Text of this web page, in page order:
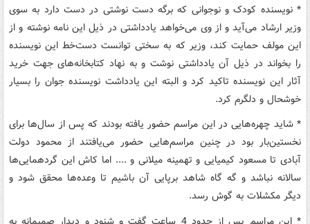
* نویسنده کودک و نوجوانی که برگه دست نوشتی در دست دارد به سوی
وزیر ارشاد می‌آید و از وی می‌خواهد یادداشتی در ذیل این نامه نوشته و از
این مولف حمایت کند، وزیر که به سختی توانست دست‌خط این نویسنده
را بخواند در ذیل آن یادداشتی نوشت و به نهاد کتابخانه‌های جهت خرید
آثار این نویسنده تاکید کرد و البته این یادداشت نویسنده جوان را بسیار
خوشحال و دلگرم کرد.
* شاید چهره‌هایی در این مراسم حضور یافته بودند که پس از سال‌ها برای
نخستین‌بار بود در چنین مراسم‌هایی حضور می‌یافتند از محمود دولت
آبادی تا مسعود کیمیایی و تهمینه میلانی و .... اما کاش این گردهمایی‌ها
سالانه نباشد و گه گاه شاهد برپایی آن باشیم تا وعده‌ها محقق شود و
دیگر مکشلات به گوش رسد.
* این مراسم پس از حدود 4 ساعت گفت‌ و شنود و دیدار صمیمانه به